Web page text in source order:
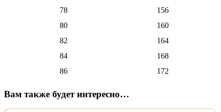
78
156
80
160
82
164
84
168
86
172
Вам также будет интересно…